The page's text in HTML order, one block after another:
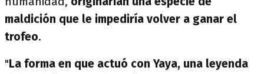
maldición que le impediría volver a ganar el
trofeo.
"La forma en que actuó con Yaya, una leyenda